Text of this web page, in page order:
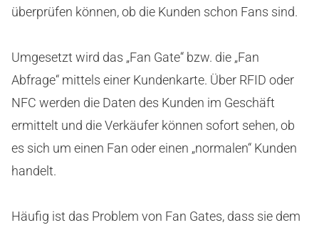
überprüfen können, ob die Kunden schon Fans sind.
Umgesetzt wird das „Fan Gate“ bzw. die „Fan
Abfrage“ mittels einer Kundenkarte. Über RFID oder
NFC werden die Daten des Kunden im Geschäft
ermittelt und die Verkäufer können sofort sehen, ob
es sich um einen Fan oder einen „normalen“ Kunden
handelt.
Häufig ist das Problem von Fan Gates, dass sie dem